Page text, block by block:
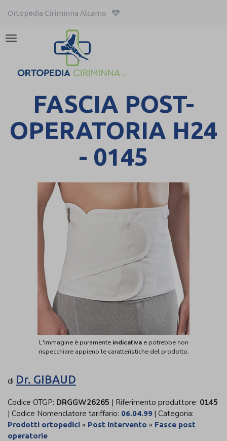
Ortopedia Ciriminna Alcamo
Attiva/disattiva
FASCIA POST-
OPERATORIA H24
- 0145
L'immagine è puramente indicativae potrebbe non
rispecchiare appieno le caratteristiche del prodotto.
di Dr. GIBAUD
Codice OTGP: DRGGW26265 | Riferimento produttore: 0145
| Codice Nomenclatore tariffario: 06.04.99 | Categoria:
Prodotti ortopedici » Post intervento » Fasce post
operatorie